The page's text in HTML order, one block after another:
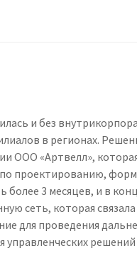
и без
в регионах.
ООО «Артвелл»,
проектированию,
более 3 месяцев, и в
сеть, которая
для проведения
решений